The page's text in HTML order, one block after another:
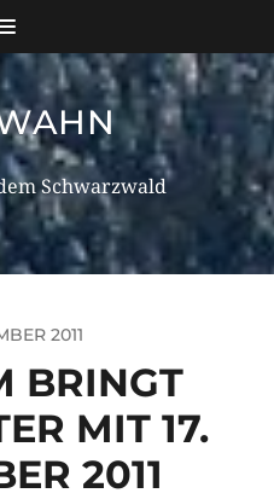
Schwarzwald
2011
BRINGT
MIT 17.
2011